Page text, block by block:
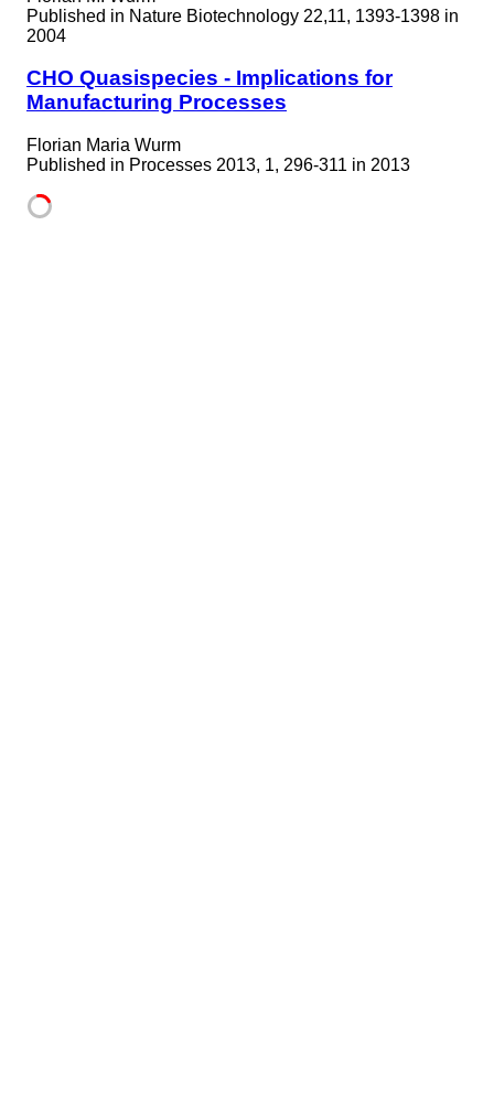
Published in Nature Biotechnology 22,11, 1393-1398 in
2004
CHO Quasispecies - Implications for
Manufacturing Processes
Florian Maria Wurm
Published in Processes 2013, 1, 296-311 in 2013